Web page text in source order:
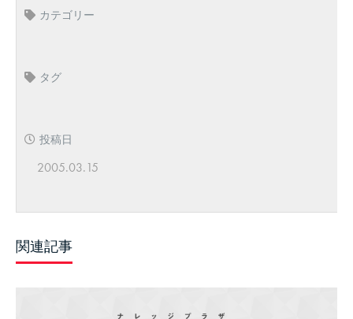
カテゴリー
タグ
投稿日
2005.03.15
関連記事